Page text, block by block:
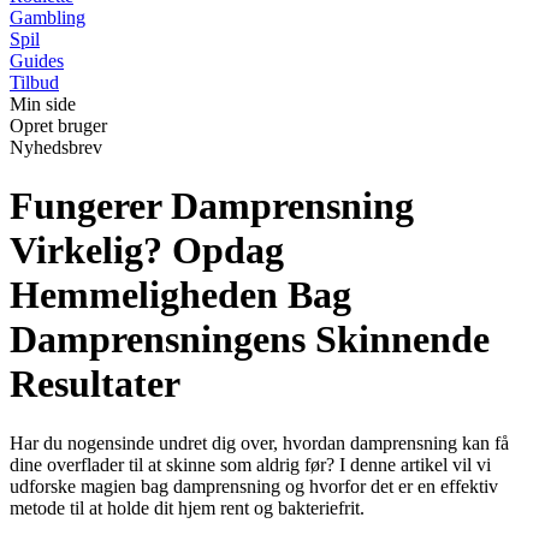
Gambling
Spil
Guides
Tilbud
Min side
Opret bruger
Nyhedsbrev
Fungerer Damprensning
Virkelig? Opdag
Hemmeligheden Bag
Damprensningens Skinnende
Resultater
Har du nogensinde undret dig over, hvordan damprensning kan få
dine overflader til at skinne som aldrig før? I denne artikel vil vi
udforske magien bag damprensning og hvorfor det er en effektiv
metode til at holde dit hjem rent og bakteriefrit.